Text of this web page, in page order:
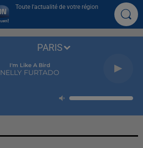
Toute l'actualité de votre région
I'm Like A Bird
NELLY FURTADO
PARIS